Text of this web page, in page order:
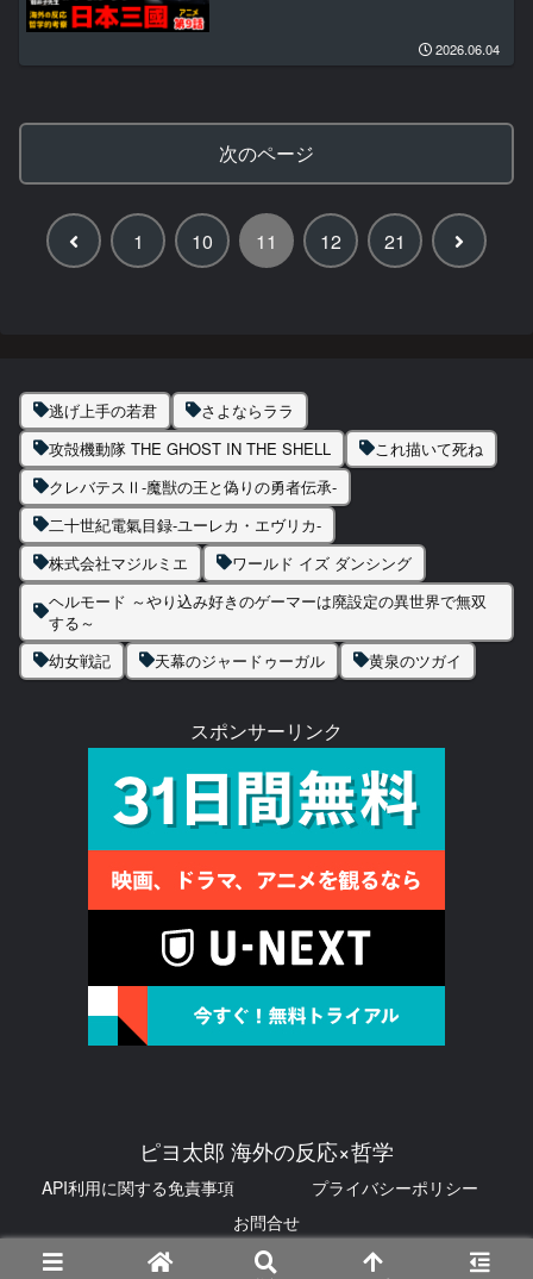
2026.06.04
次のページ
前
1 10 11 12 21
次
逃げ上手の若君
さよならララ
攻殻機動隊 THE GHOST IN THE SHELL
これ描いて死ね
クレバテスⅡ-魔獣の王と偽りの勇者伝承-
二十世紀電氣目録-ユーレカ・エヴリカ-
株式会社マジルミエ
ワールド イズ ダンシング
ヘルモード ～やり込み好きのゲーマーは廃設定の異世界で無双
する～
幼女戦記
天幕のジャードゥーガル 黄泉のツガイ
スポンサーリンク
ピヨ太郎 海外の反応×哲学
API利用に関する免責事項
プライバシーポリシー
お問合せ
© 2026 ピヨ太郎 海外の反応×哲学.